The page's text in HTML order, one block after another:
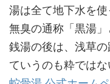
湯は全て地下水を
無臭の通称「黒湯」
銭湯の後は、浅草
ていうのも粋ではな